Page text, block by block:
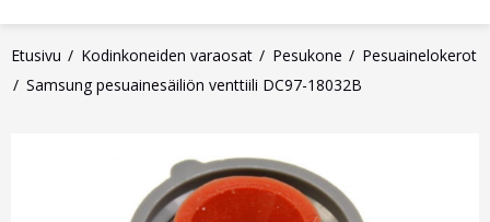
Etusivu Kodinkoneiden varaosat Pesukone
Pesuainelokerot
Samsung pesuainesäiliön venttiili DC97-18032B